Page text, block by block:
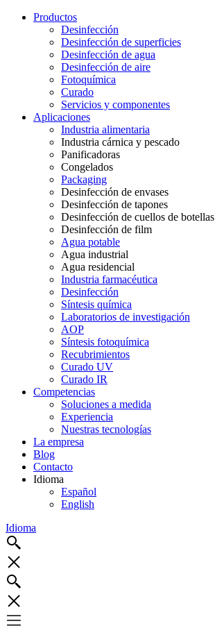
Productos
Desinfección
Desinfección de superficies
Desinfección de agua
Desinfección de aire
Fotoquímica
Curado
Servicios y componentes
Aplicaciones
Industria alimentaria
Industria cárnica y pescado
Panificadoras
Congelados
Packaging
Desinfección de envases
Desinfección de tapones
Desinfección de cuellos de botellas
Desinfección de film
Agua potable
Agua industrial
Agua residencial
Industria farmacéutica
Desinfección
Síntesis química
Laboratorios de investigación
AOP
Síntesis fotoquímica
Recubrimientos
Curado UV
Curado IR
Competencias
Soluciones a medida
Experiencia
Nuestras tecnologías
La empresa
Blog
Contacto
Idioma
Español
English
Idioma